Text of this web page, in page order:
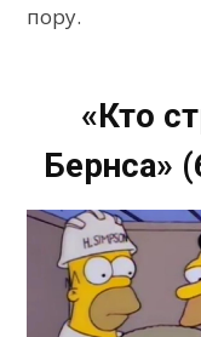
пору.
«Кто
Бернса»